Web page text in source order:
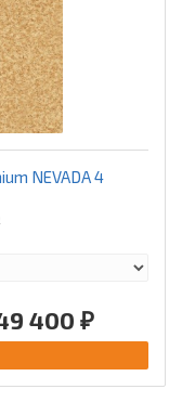
NEVADA 4
400 ₽